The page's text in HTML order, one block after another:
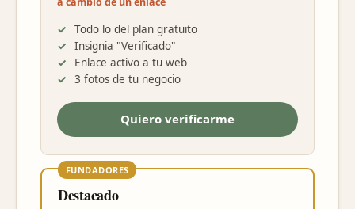
Todo lo del plan gratuito
Insignia "Verificado"
Enlace activo a tu web
3 fotos de tu negocio
Quiero verificarme
FUNDADORES
Destacado